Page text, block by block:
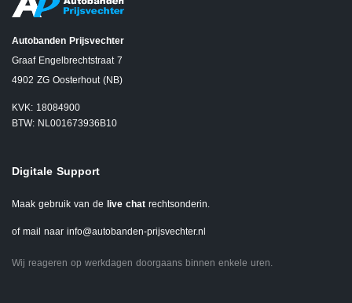
Autobanden Prijsvechter
Graaf Engelbrechtstraat 7
4902 ZG Oosterhout (NB)
KVK: 18084900
BTW: NL001673936B10
Digitale Support
Maak gebruik van de live chat rechtsonderin.
of mail naar info@autobanden-prijsvechter.nl
Wij reageren op werkdagen doorgaans binnen enkele uren.